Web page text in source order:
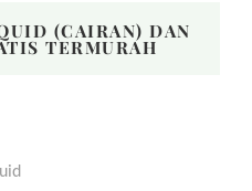
(CAIRAN) DAN
TERMURAH